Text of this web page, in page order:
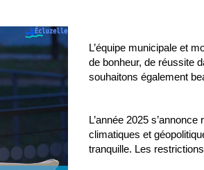
L’équipe municipale et
de bonheur, de réussite
souhaitons également
L’année 2025
climatiques et
tranquille. Les